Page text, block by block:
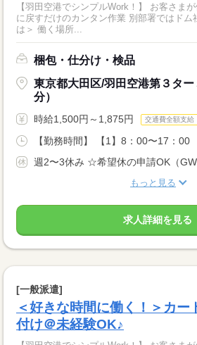
【羽田空港でシンプルWork！】 お客さま
に戻すだけのカンタン作業 別部署ではドム社員常駐中♪ ＜具体的に
は＞ 働く場所...
梱包・仕分け・検品
東京都大田区/羽田空港第３タ
分）
時給1,500円～1,875円 交通費全額支給
【勤務時間】 【1】8：00〜17：00
週2〜3休み ☆希望休の申請OK（GW
もっと見る
求人詳細を見る
[一般派遣]
＜好きな時間に働く！＞カー
付け＠未経験OK♪